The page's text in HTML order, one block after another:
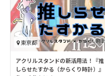
東京都
アクリルスタンドの新活用法！『推
しらせたすかる（からくり時計）』